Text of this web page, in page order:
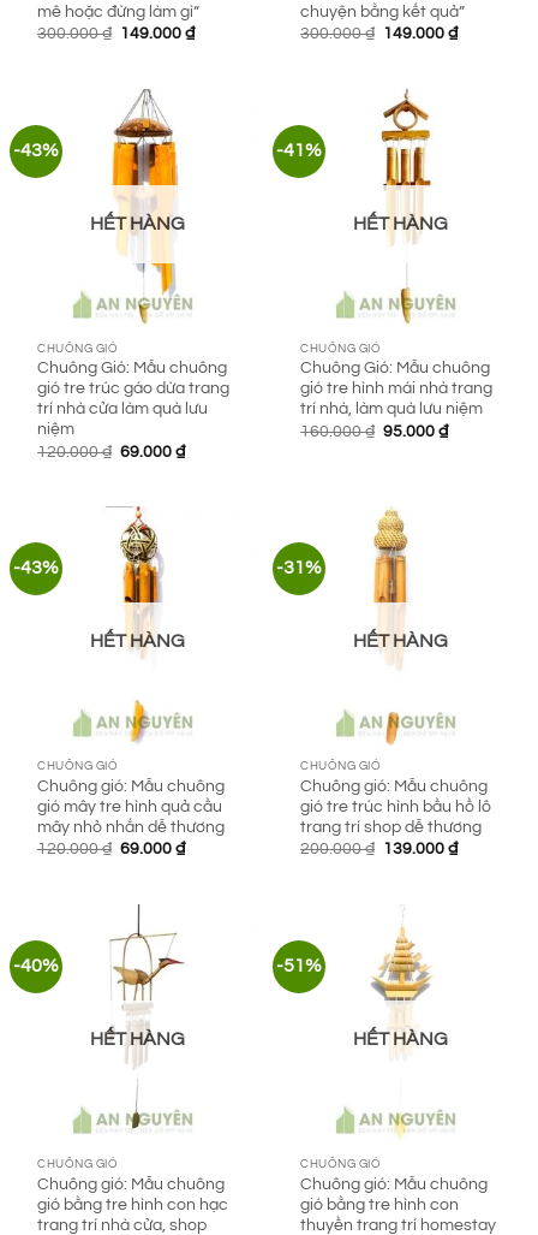
mê hoặc đừng làm gì”
300.000₫ Giá
149.000₫Giá
chuyện bằng kết quả”
300.000₫ Giá
149.000₫Giá
-43%
HẾT HÀNG
CHUÔNG GIÓ
Chuông Gió: Mẫu chuông
gió tre trúc gáo dừa trang
trí nhà cửa làm quà lưu
niệm
120.000₫ Giá
69.000₫Giá
-41%
HẾT HÀNG
CHUÔNG GIÓ
Chuông Gió: Mẫu chuông
gió tre hình mái nhà trang
trí nhà, làm quà lưu niệm
160.000₫ Giá
95.000₫Giá
-43%
HẾT HÀNG
CHUÔNG GIÓ
Chuông gió: Mẫu chuông
gió mây tre hình quả cầu
mây nhỏ nhắn dễ thương
120.000₫ Giá
69.000₫Giá
-31%
HẾT HÀNG
CHUÔNG GIÓ
Chuông gió: Mẫu chuông
gió tre trúc hình bầu hồ lô
trang trí shop dễ thương
200.000₫ Giá
139.000₫Giá
-40%
HẾT HÀNG
CHUÔNG GIÓ
Chuông gió: Mẫu chuông
gió bằng tre hình con hạc
trang trí nhà cửa, shop
-51%
HẾT HÀNG
CHUÔNG GIÓ
Chuông gió: Mẫu chuông
gió bằng tre hình con
thuyền trang trí homestay